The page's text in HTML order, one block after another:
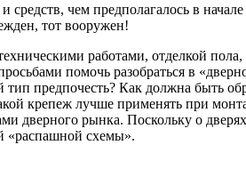
средств, чем предполагалось в
тот вооружен!
работами, отделкой пола,
помочь разобраться в
предпочесть? Как должна быть
крепеж лучше применять при
дверного рынка. Поскольку о
«распашной схемы».